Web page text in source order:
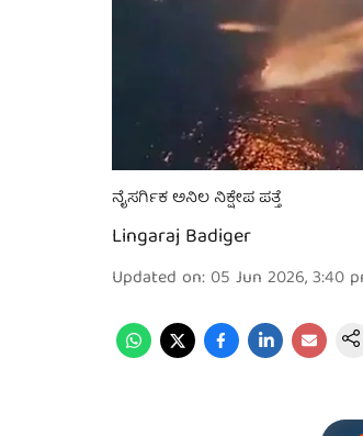
ನೈಸರ್ಗಿಕ ಅನಿಲ ನಿಕ್ಷೇಪ ಪತ್ತೆ
Lingaraj Badiger
Updated on: 05 Jun 2026, 3:40